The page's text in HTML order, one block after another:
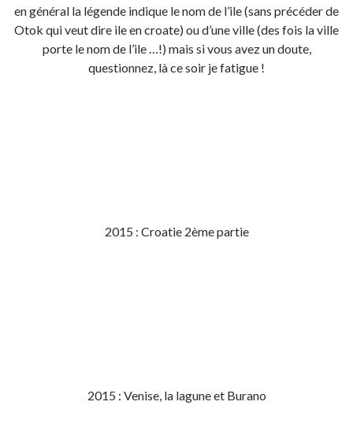
en général la légende indique le nom de l’ile (sans précéder de
Otok qui veut dire ile en croate) ou d’une ville (des fois la ville
porte le nom de l’ile …!) mais si vous avez un doute,
questionnez, là ce soir je fatigue !
2015 : Croatie 2ème partie
2015 : Venise, la lagune et Burano